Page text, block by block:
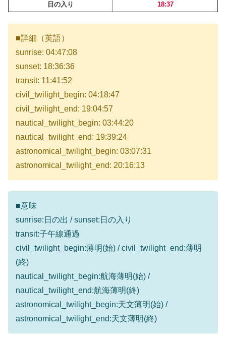
日の入り
18:37
■詳細（英語）
sunrise: 04:47:08
sunset: 18:36:36
transit: 11:41:52
civil_twilight_begin: 04:18:47
civil_twilight_end: 19:04:57
nautical_twilight_begin: 03:44:20
nautical_twilight_end: 19:39:24
astronomical_twilight_begin: 03:07:31
astronomical_twilight_end: 20:16:13
■意味
sunrise:日の出 / sunset:日の入り
transit:子午線通過
civil_twilight_begin:薄明(始) / civil_twilight_end:薄明
(終)
nautical_twilight_begin:航海薄明(始) /
nautical_twilight_end:航海薄明(終)
astronomical_twilight_begin:天文薄明(始) /
astronomical_twilight_end:天文薄明(終)